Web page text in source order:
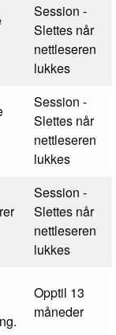
Session -
Slettes når
nettleseren
lukkes
Session -
Slettes når
nettleseren
lukkes
Session -
Slettes når
nettleseren
lukkes
Opptil 13
måneder